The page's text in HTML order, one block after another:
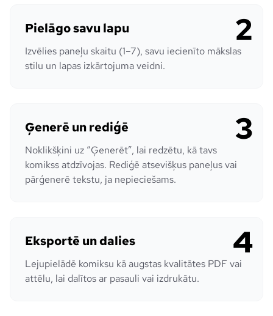
2
Pielāgo savu lapu
Izvēlies paneļu skaitu (1–7), savu iecienīto mākslas
stilu un lapas izkārtojuma veidni.
3
Ģenerē un rediģē
Noklikšķini uz “Ģenerēt”, lai redzētu, kā tavs
komikss atdzīvojas. Rediģē atsevišķus paneļus vai
pārģenerē tekstu, ja nepieciešams.
4
Eksportē un dalies
Lejupielādē komiksu kā augstas kvalitātes PDF vai
attēlu, lai dalītos ar pasauli vai izdrukātu.